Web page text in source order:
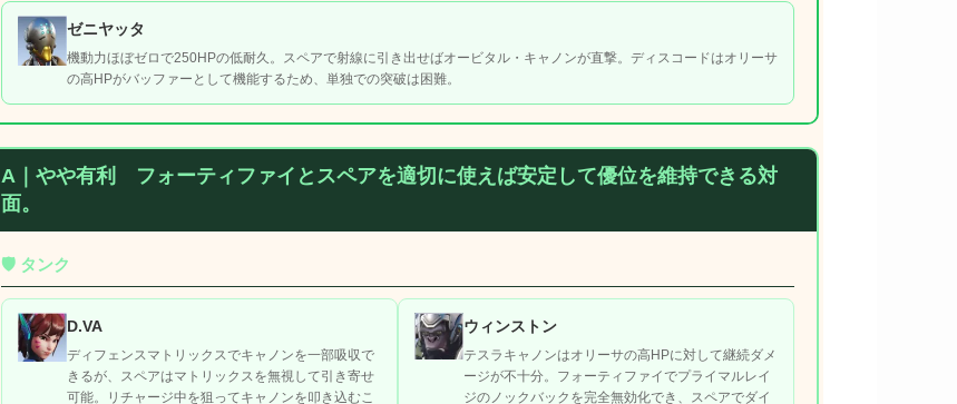
ゼニヤッタ
機動力ほぼゼロで250HPの低耐久。スペアで射線に引き出せばオービタル・キャノンが直撃。ディスコードはオリーサ
の高HPがバッファーとして機能するため、単独での突破は困難。
A｜ やや有利
フォーティファイとスペアを適切に使えば安定して優位を維持できる対
面。
🛡️ タンク
D.VA
ディフェンスマトリックスでキャノンを一部吸収で
きるが、スペアはマトリックスを無視して引き寄せ
可能。リチャージ中を狙ってキャノンを叩き込むこ
ウィンストン
テスラキャノンはオリーサの高HPに対して継続ダメ
ージが不十分。フォーティファイでプライマルレイ
ジのノックバックを完全無効化でき、スペアでダイ